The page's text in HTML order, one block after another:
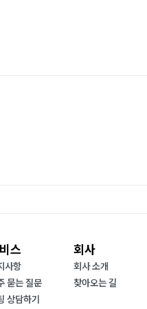
스
사항
묻는 질문
상담하기
회사
회사 소개
찾아오는 길